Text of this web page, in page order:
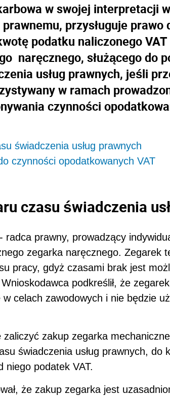
w swojej interpretacji
przysługuje prawo
podatku naliczonego VAT
naręcznego, służącego do
usług prawnych, jeśli
w ramach
czynności
świadczenia usług prawnych
czynności opodatkowanych VAT
czasu świadczenia
radca prawny, prowadzący
zegarka naręcznego. Zegarek
pracy, gdyż czasami brak jest
podkreślił, że
w celach zawodowych i nie będzie
zaliczyć zakup zegarka
świadczenia usług prawnych, do
niego podatek VAT.
że zakup zegarka jest